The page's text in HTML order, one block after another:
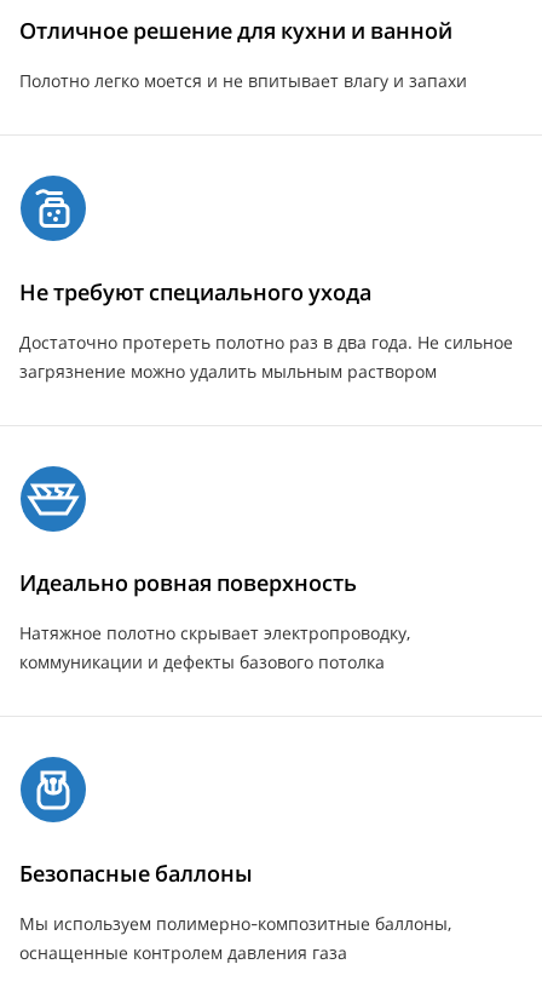
Отличное решение для кухни и ванной
Полотно легко моется и не впитывает влагу и запахи
Не требуют специального ухода
Достаточно протереть полотно раз в два года. Не сильное
загрязнение можно удалить мыльным раствором
Идеально ровная поверхность
Натяжное полотно скрывает электропроводку,
коммуникации и дефекты базового потолка
Безопасные баллоны
Мы используем полимерно-композитные баллоны,
оснащенные контролем давления газа